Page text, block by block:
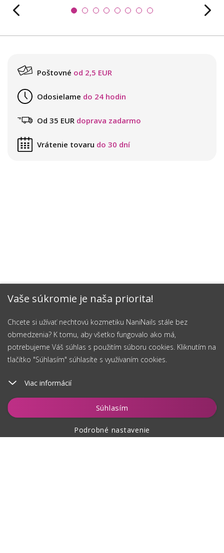
Vaše súkromie je naša priorita!
Chcete si užívať nechtovú kozmetiku NaniNails stále bez
obmedzenia? K tomu, aby všetko fungovalo ako má,
potrebujeme Váš súhlas s použitím súboru cookies. Kliknutím na
tlačítko "Súhlasím" súhlasíte s využívaním cookies.
Viac informácií
Súhlasím
Podrobné nastavenie
Vložiť do košíka
Poštovné od 2,5 EUR
Odosielame do 24 hodin
Od 35 EUR doprava zadarmo
Vrátenie tovaru do 30 dní